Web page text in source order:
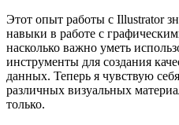
Этот опыт работы с Illustrator
навыки в работе с
насколько важно уметь
инструменты для создания
данных. Теперь я чувствую
различных визуальных
только.